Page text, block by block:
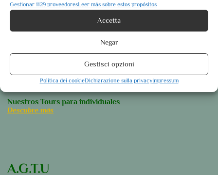
Gestionar 1129 proveedoresLeer más sobre estos propósitos
Accetta
Negar
Gestisci opzioni
Politica dei cookieDichiarazione sulla privacyImpressum
Foligno
Nuestros Tours para grupos
Tours guiados
Nuestros Tours para individuales
Descubre más
A.G.T.U